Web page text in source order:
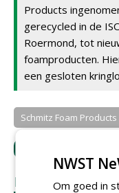
Products
gerecycled in de
Roermond, tot
foamproducten.
een gesloten
Schmitz Foam Products
REACTIES
NWST
Om goed in